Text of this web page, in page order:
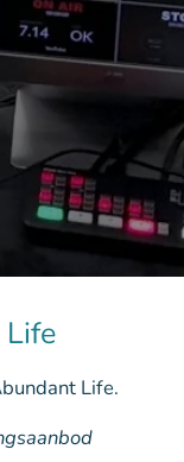
Life.